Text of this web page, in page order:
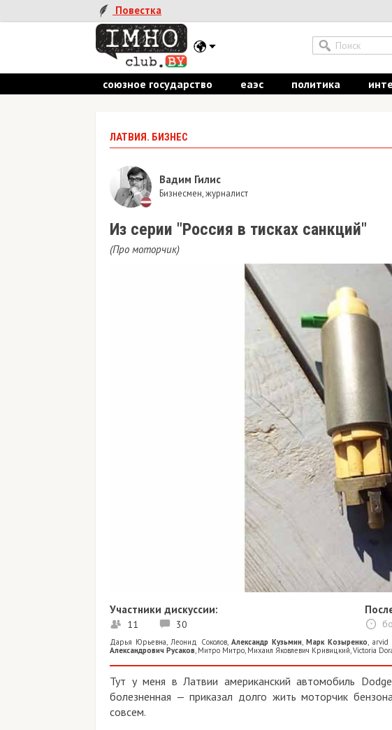
Повестка
союзное государство еаэс политика
ЛАТВИЯ. БИЗНЕС
Вадим Гилис
Бизнесмен, журналист
Из серии "Россия в тисках санкций"
(Про моторчик)
Участники дискуссии:
11 30
Дарья Юрьевна,Леонид Соколов, Александр Кузьмин,Марк Козыренко, arvid
Александрович Русаков, Митро Митро, Михаил Яковлевич Кривицкий,Victoria
Тут у меня в Латвии американский автомобиль
болезненная — приказал долго жить моторчик
совсем.